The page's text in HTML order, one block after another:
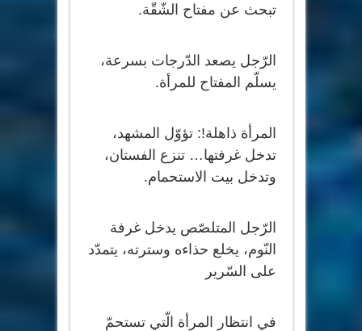
تبحث عن مفتاح الشّقّة.
الرّجل يصعد الدّرجات بسرعة،
يسلّم المفتاح للمرأة.
المرأة ذاهلة!: تؤوّل المشهد،
تدخل غرفتها… تنزع الفستان،
وتدخل بيت الاستحمام.
الرّجل المتلصّص يدخل غرفة
النّوم، يخلع حذاءه وسترته، يتمدّد
على السّرير
في انتظار المرأة الّتي تستحمّ